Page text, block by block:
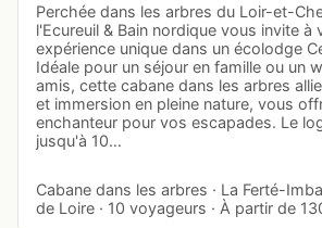
Perchée dans les arbres du Loir-et-
l'Ecureuil & Bain nordique vous invite à
expérience unique dans un écolodge
Idéale pour un séjour en famille ou un
amis, cette cabane dans les arbres
et immersion en pleine nature, vous
enchanteur pour vos escapades. Le
jusqu'à 10…
Cabane dans les arbres · La Ferté-
de Loire · 10 voyageurs · À partir de